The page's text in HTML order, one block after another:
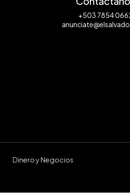
+503 7854
Dinero y Negocios